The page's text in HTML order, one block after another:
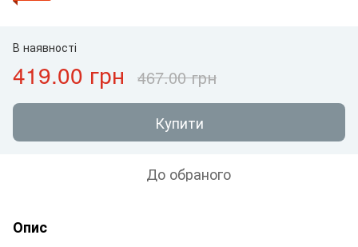
В наявності
419.00 грн 467.00 грн
Купити
До обраного
Опис